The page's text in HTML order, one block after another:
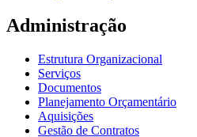
Administração
Estrutura Organizacional
Serviços
Documentos
Planejamento Orçamentário
Aquisições
Gestão de Contratos